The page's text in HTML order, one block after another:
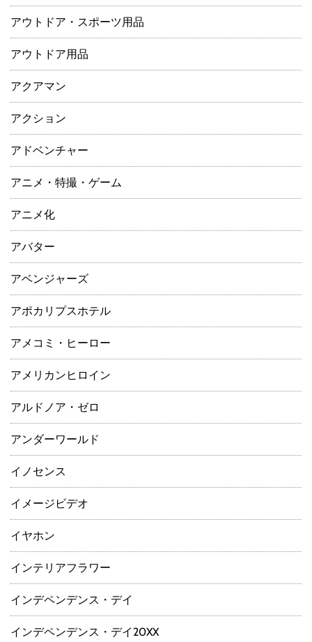
アウトドア・スポーツ用品
アウトドア用品
アクアマン
アクション
アドベンチャー
アニメ・特撮・ゲーム
アニメ化
アバター
アベンジャーズ
アポカリプスホテル
アメコミ・ヒーロー
アメリカンヒロイン
アルドノア・ゼロ
アンダーワールド
イノセンス
イメージビデオ
イヤホン
インテリアフラワー
インデペンデンス・デイ
インデペンデンス・デイ20XX